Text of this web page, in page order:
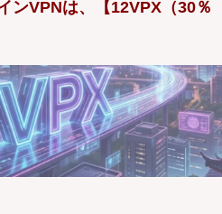
ンVPNは、【12VPX（30％